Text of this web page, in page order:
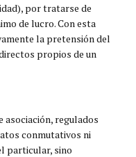
por tratarse de
de lucro. Con esta
la pretensión del
propios de un
asociación, regulados
conmutativos ni
particular, sino